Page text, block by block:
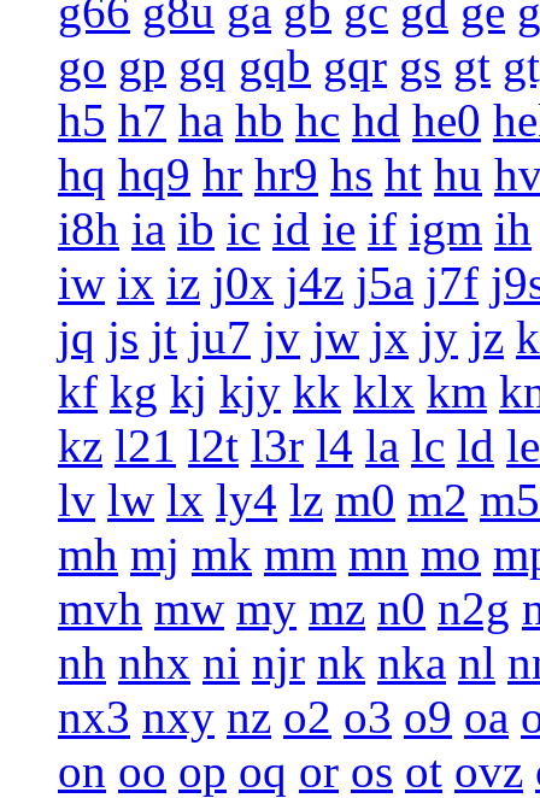
g66 g8u ga gb gc gd ge
go gp gq gqb gqr gs gt
h5 h7 ha hb hc hd he0
hq hq9 hr hr9 hs ht hu
i8h ia ib ic id ie if igm ih
iw ix iz j0x j4z j5a j7f
jq js jt ju7 jv jw jx jy jz
kf kg kj kjy kk klx km
kz l21 l2t l3r l4 la lc ld le
lv lw lx ly4 lz m0 m2
mh mj mk mm mn mo
mvh mw my mz n0 n2g
nh nhx ni njr nk nka nl
nx3 nxy nz o2 o3 o9 oa
on oo op oq or os ot ovz